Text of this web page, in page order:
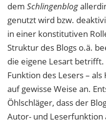
dem Schlingenblog
genutzt wird bzw.
in einer konstitutiven
Struktur des Blogs o.ä.
die eigene Lesart
Funktion des Lesers –
auf gewisse Weise an.
Öhlschläger, dass der
Autor- und Leserfunktion